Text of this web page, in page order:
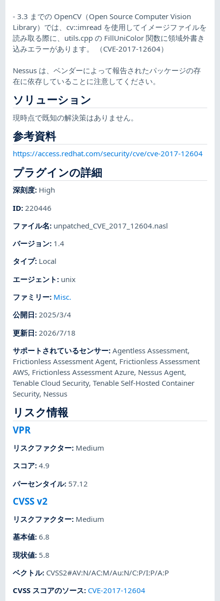
- 3.3 までの OpenCV（Open Source Computer Vision
Library）では、cv::imread を使用してイメージファイルを
読み取る際に、utils.cpp の FillUniColor 関数に領域外書き
込みエラーがあります。 （CVE-2017-12604）
Nessus は、ベンダーによって報告されたパッケージの存
在に依存していることに注意してください。
ソリューション
現時点で既知の解決策はありません。
参考資料
https://access.redhat.com/security/cve/cve-2017-12604
プラグインの詳細
深刻度: High
ID: 220446
ファイル名: unpatched_CVE_2017_12604.nasl
バージョン: 1.4
タイプ: Local
エージェント : unix
ファミリー: Misc.
公開日:2025/3/4
更新日: 2026/7/18
サポートされているセンサー:Agentless Assessment,
Frictionless Assessment Agent, Frictionless Assessment
AWS, Frictionless Assessment Azure, Nessus Agent,
Tenable Cloud Security,Tenable Self-Hosted Container
Security, Nessus
リスク情報
VPR
リスクファクター: Medium
スコア:4.9
パーセンタイル: 57.12
CVSS v2
リスクファクター: Medium
基本値:6.8
現状値: 5.8
ベクトル: CVSS2#AV:N/AC:M/Au:N/C:P/I:P/A:P
CVSS スコアのソース: CVE-2017-12604